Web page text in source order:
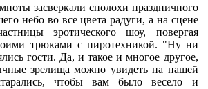
засверкали сполохи праздничного
небо во все цвета радуги, а на сцене
эротического шоу, повергая
трюками с пиротехникой. "Ну ни
гости. Да, и такое и многое другое,
зрелища можно увидеть на нашей
чтобы вам было весело и